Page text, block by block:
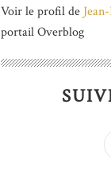
Voir le profil de
portail Overblog